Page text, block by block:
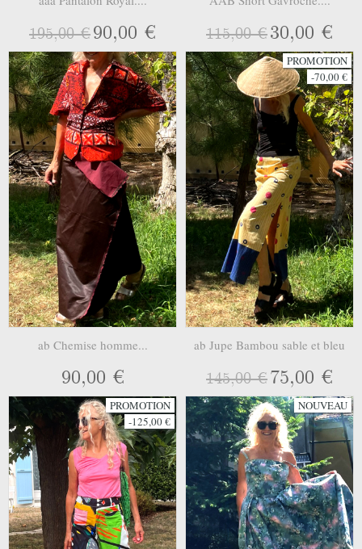
195,00 €90,00 € 115,00 €30,00 €
ab Chemise homme...
90,00 €
PROMOTION
-70,00 €
ab Jupe Bambou sable et bleu
145,00 €75,00 €
PROMOTION
-125,00 €
NOUVEAU